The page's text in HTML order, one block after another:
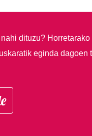
dituzu?
eginda dagoen